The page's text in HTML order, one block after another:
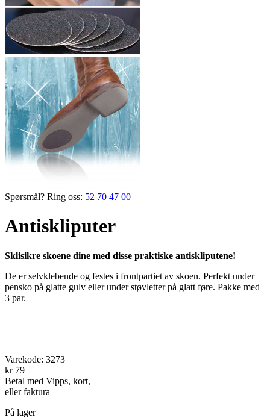
Spørsmål? Ring oss: 52 70 47 00
Antiskliputer
Sklisikre skoene dine med disse praktiske antiskliputene!
De er selvklebende og festes i frontpartiet av skoen. Perfekt under
pensko på glatte gulv eller under støvletter på glatt føre. Pakke med
3 par.
Varekode: 3273
kr 79
Betal med Vipps, kort,
eller faktura
På lager